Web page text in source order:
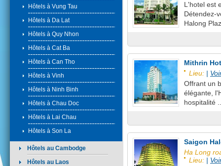
Hôtels à Vung Tau
Hôtels à Da Lat
Hôtels à Quy Nhon
Hôtels à Cat Ba
Hôtels à Can Tho
Hôtels à Vinh
Hôtels à Ninh Binh
Hôtels à Chau Doc
Hôtels à Lai Chau
Hôtels à Son La
Hôtels au Cambodge
Hôtels au Laos
L'hotel est
Détendez-
Halong
Mithrin
Lieu: |
Offrant un
élégante,
hospitalité
Saigon
Ha Long
Lieu: |